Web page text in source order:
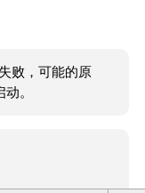
败，可能的原
。